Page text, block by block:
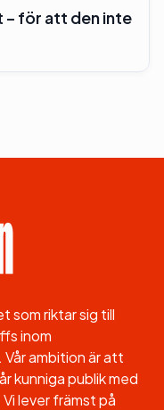
– för att den inte
som riktar sig till
inom
ambition är att
kunniga publik med
lever främst på